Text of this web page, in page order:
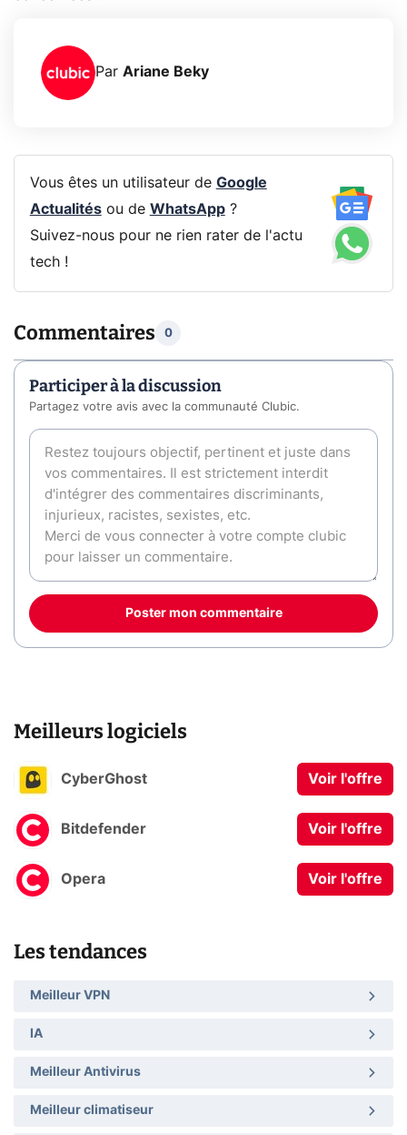
Par Ariane Beky
Vous êtes un utilisateur de Google
Actualitésou de WhatsApp?
Suivez-nous pour ne rien rater de l'actu
tech !
Commentaires 0
Participer à la discussion
Partagez votre avis avec la communauté Clubic.
Poster mon commentaire
Meilleurs logiciels
CyberGhost Voir l'offre
Bitdefender Voir l'offre
Opera Voir l'offre
Les tendances
Meilleur VPN
IA
Meilleur Antivirus
Meilleur climatiseur